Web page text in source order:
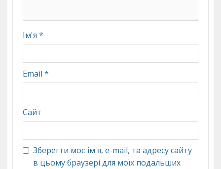
Ім'я *
Email *
Сайт
Зберегти моє ім'я, e-mail, та адресу сайту
в цьому браузері для моїх подальших